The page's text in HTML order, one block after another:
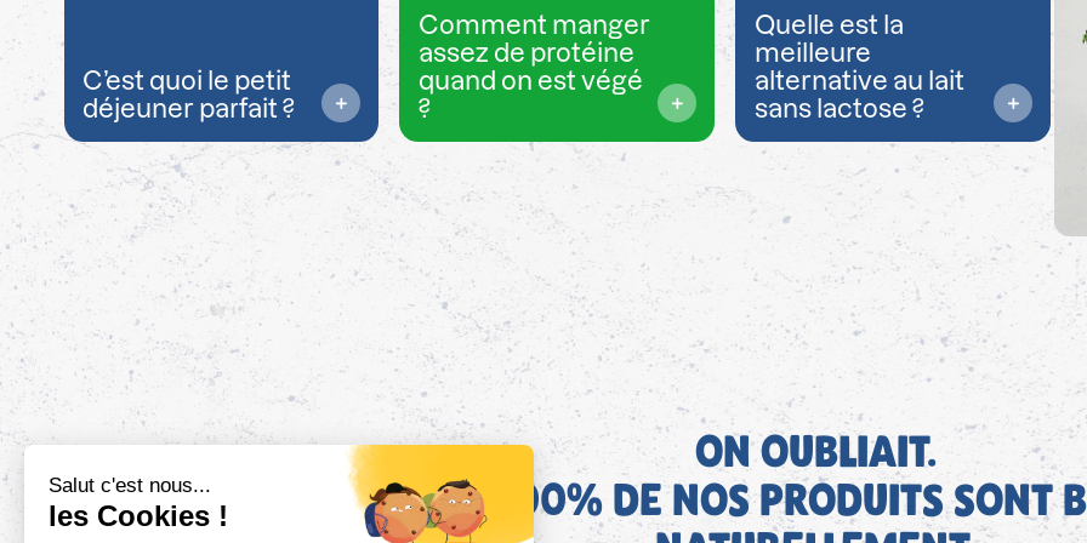
C’est quoi le petit
déjeuner parfait ?
Comment manger
assez de protéine
quand on est végé
?
Quelle est la
meilleure
alternative au lait
sans lactose ?
ON OUBLIAIT.
100% DE NOS PRODUITS SONT